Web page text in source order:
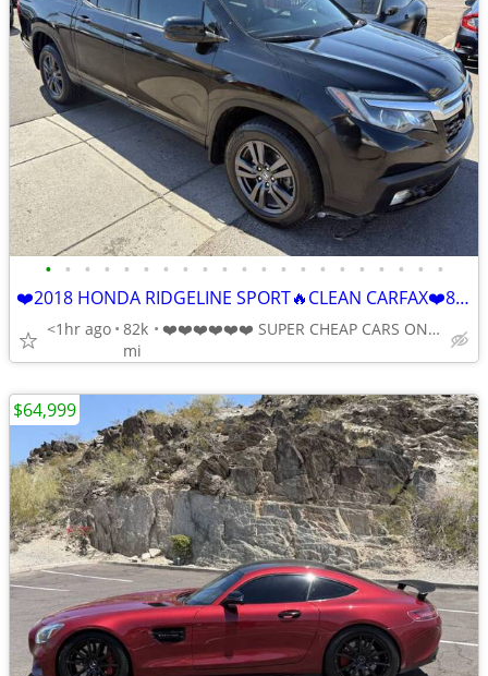
• • • • • • • • • • • • • • • • • • • • •
❤️2018 HONDA RIDGELINE SPORT🔥CLEAN CARFAX❤️82K MILES💥1-OWNER
<1hr ago 82k
mi
❤️❤️❤️❤️❤️❤️ SUPER CHEAP CARS ONLINE🎀🔥Babasmotorsports.com
$64,999